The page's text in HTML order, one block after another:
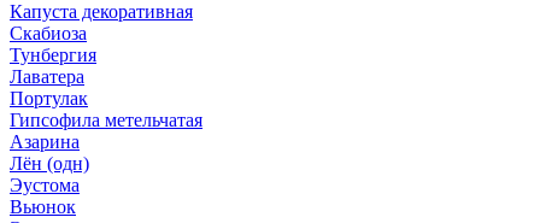
Капуста декоративная
Скабиоза
Тунбергия
Лаватера
Портулак
Гипсофила метельчатая
Азарина
Лён (одн)
Эустома
Вьюнок